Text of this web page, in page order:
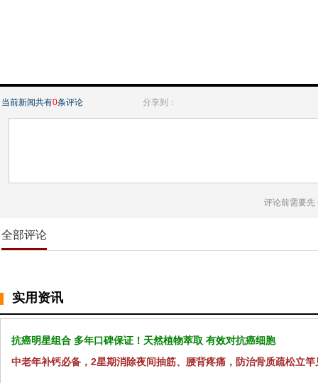
当前新闻共有0条评论 分享到：
评论前需要先
全部评论
实用资讯
抗癌明星组合 多年口碑保证！天然植物萃取 有效对抗癌细胞
中老年补钙必备，2星期消除夜间抽筋、腰背疼痛，防治骨质疏松立竿